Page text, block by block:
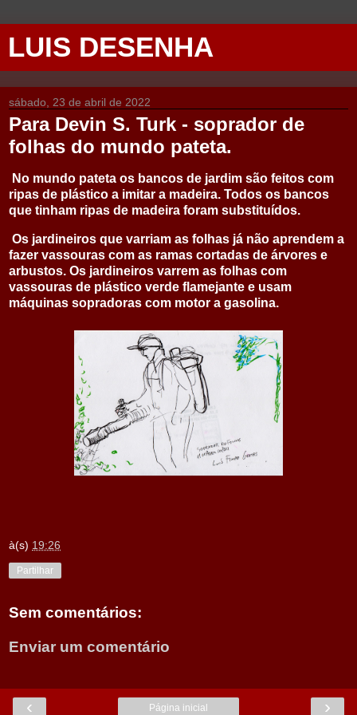
LUIS DESENHA
sábado, 23 de abril de 2022
Para Devin S. Turk - soprador de
folhas do mundo pateta.
No mundo pateta os bancos de jardim são feitos com
ripas de plástico a imitar a madeira. Todos os bancos
que tinham ripas de madeira foram substituídos.
Os jardineiros que varriam as folhas já não aprendem a
fazer vassouras com as ramas cortadas de árvores e
arbustos. Os jardineiros varrem as folhas com
vassouras de plástico verde flamejante e usam
máquinas sopradoras com motor a gasolina.
à(s) 19:26
Partilhar
Sem comentários:
Enviar um comentário
‹ ›
Página inicial